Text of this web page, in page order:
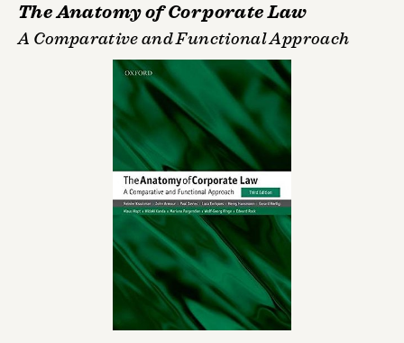
The Anatomy of Corporate Law
A Comparative and Functional Approach